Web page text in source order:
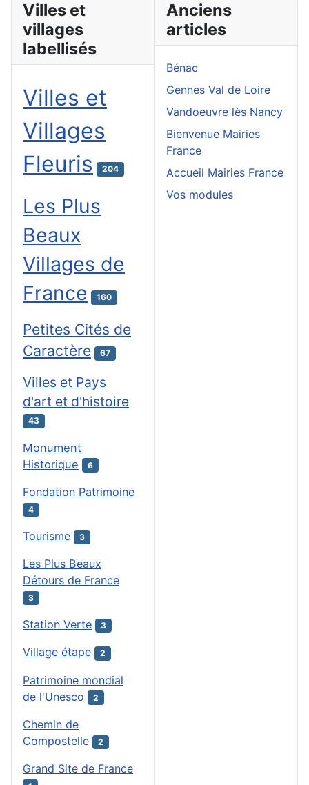
Villes et
villages
labellisés
Villes et
Villages
Fleuris
204
Les Plus
Beaux
Villages de
France
160
Petites Cités de
Caractère
67
Villes et Pays
d'art et d'histoire
43
Monument
Historique
6
Fondation Patrimoine
4
Tourisme 3
Les Plus Beaux
Détours de France
3
Station Verte 3
Village étape 2
Patrimoine mondial
de l'Unesco
2
Chemin de
Compostelle
2
Grand Site de France
Anciens
articles
Bénac
Gennes Val de Loire
Vandoeuvre lès Nancy
Bienvenue Mairies
France
Accueil Mairies France
Vos modules